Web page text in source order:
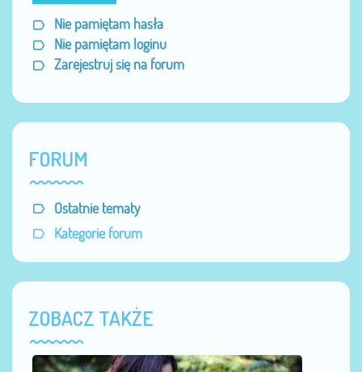
Nie pamiętam hasła
Nie pamiętam loginu
Zarejestruj się na forum
FORUM
Ostatnie tematy
Kategorie forum
ZOBACZ TAKŻE